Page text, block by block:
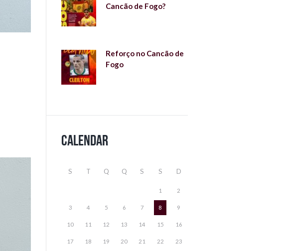
Cancão de Fogo?
Reforço no Cancão de
Fogo
Calendar
S T Q Q S S D
1 2
3 4 5 6 7 8 9
10 11 12 13 14 15 16
17 18 19 20 21 22 23